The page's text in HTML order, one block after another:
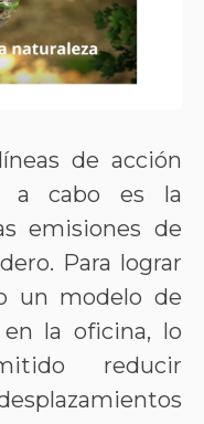
de acción
a cabo es la
emisiones de
Para lograr
un modelo de
la oficina, lo
reducir